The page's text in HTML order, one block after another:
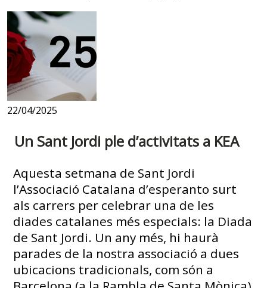
22/04/2025
Un Sant Jordi ple d’activitats a KEA
Aquesta setmana de Sant Jordi
l’Associació Catalana d’esperanto surt
als carrers per celebrar una de les
diades catalanes més especials: la Diada
de Sant Jordi. Un any més, hi haurà
parades de la nostra associació a dues
ubicacions tradicionals, com són a